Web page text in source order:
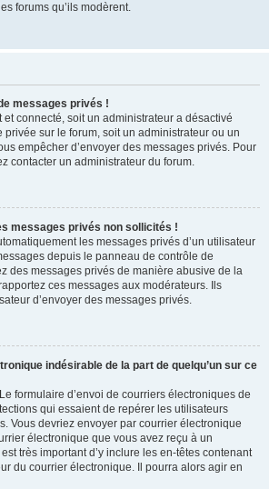
forums qu’ils modèrent.
messages privés !
et connecté, soit un administrateur a désactivé
sur le forum, soit un administrateur ou un
empêcher d’envoyer des messages privés. Pour
contacter un administrateur du forum.
messages privés non sollicités !
les messages privés d’un utilisateur
depuis le panneau de contrôle de
des messages privés de manière abusive de la
ces messages aux modérateurs. Ils
d’envoyer des messages privés.
indésirable de la part de quelqu’un sur ce
formulaire d’envoi de courriers électroniques de
qui essaient de repérer les utilisateurs
Vous devriez envoyer par courrier électronique
électronique que vous avez reçu à un
très important d’y inclure les en-têtes contenant
du courrier électronique. Il pourra alors agir en